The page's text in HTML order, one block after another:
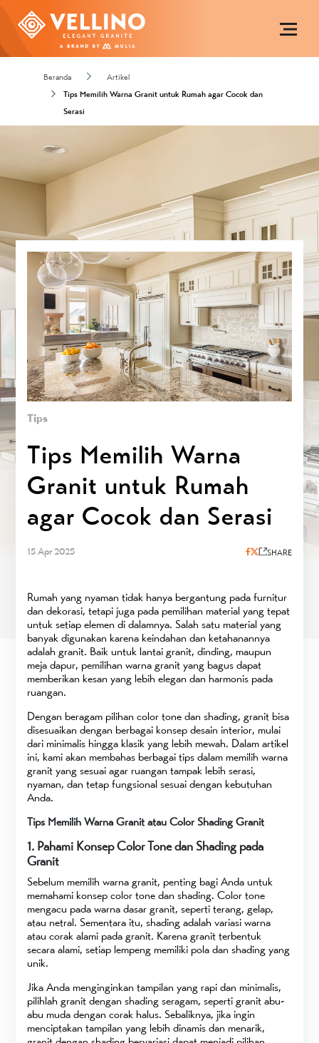
Beranda
Artikel
Tips Memilih Warna Granit untuk Rumah agar Cocok dan
Serasi
Tips
Tips Memilih Warna
Granit untuk Rumah
agar Cocok dan Serasi
15 Apr 2025 SHARE
Rumah yang nyaman tidak hanya bergantung pada furnitur
dan dekorasi, tetapi juga pada pemilihan material yang tepat
untuk setiap elemen di dalamnya. Salah satu material yang
banyak digunakan karena keindahan dan ketahanannya
adalah granit. Baik untuk lantai granit, dinding, maupun
meja dapur, pemilihan warna granit yang bagus dapat
memberikan kesan yang lebih elegan dan harmonis pada
ruangan.
Dengan beragam pilihan color tone dan shading, granit bisa
disesuaikan dengan berbagai konsep desain interior, mulai
dari minimalis hingga klasik yang lebih mewah. Dalam artikel
ini, kami akan membahas berbagai tips dalam memilih warna
granit yang sesuai agar ruangan tampak lebih serasi,
nyaman, dan tetap fungsional sesuai dengan kebutuhan
Anda.
Tips Memilih Warna Granit atau Color Shading Granit
1. Pahami Konsep Color Tone dan Shading pada
Granit
Sebelum memilih warna granit, penting bagi Anda untuk
memahami konsep color tone dan shading. Color tone
mengacu pada warna dasar granit, seperti terang, gelap,
atau netral. Sementara itu, shading adalah variasi warna
atau corak alami pada granit. Karena granit terbentuk
secara alami, setiap lempeng memiliki pola dan shading yang
unik.
Jika Anda menginginkan tampilan yang rapi dan minimalis,
pilihlah granit dengan shading seragam, seperti granit abu-
abu muda dengan corak halus. Sebaliknya, jika ingin
menciptakan tampilan yang lebih dinamis dan menarik,